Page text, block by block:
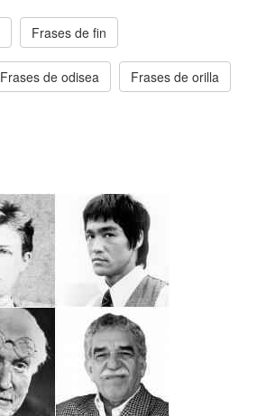
Frases de fin
Frases de odisea Frases de orilla